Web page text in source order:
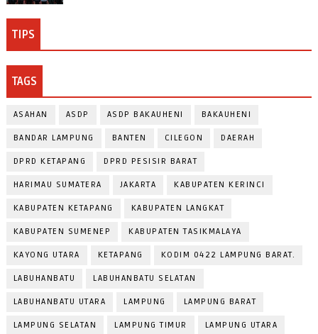
TIPS
TAGS
ASAHAN ASDP ASDP BAKAUHENI BAKAUHENI
BANDAR LAMPUNG BANTEN CILEGON DAERAH
DPRD KETAPANG DPRD PESISIR BARAT
HARIMAU SUMATERA JAKARTA KABUPATEN KERINCI
KABUPATEN KETAPANG KABUPATEN LANGKAT
KABUPATEN SUMENEP KABUPATEN TASIKMALAYA
KAYONG UTARA KETAPANG KODIM 0422 LAMPUNG BARAT.
LABUHANBATU LABUHANBATU SELATAN
LABUHANBATU UTARA LAMPUNG LAMPUNG BARAT
LAMPUNG SELATAN LAMPUNG TIMUR LAMPUNG UTARA